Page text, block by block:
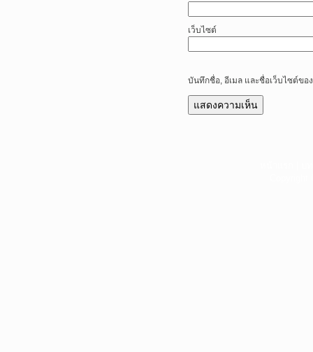
เว็บไซต์
บันทึกชื่อ, อีเมล และชื่อเว็บไซต์ขอ